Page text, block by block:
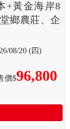
+黃金海岸8
鄉農莊、企
08/20 (四)
價$96,800